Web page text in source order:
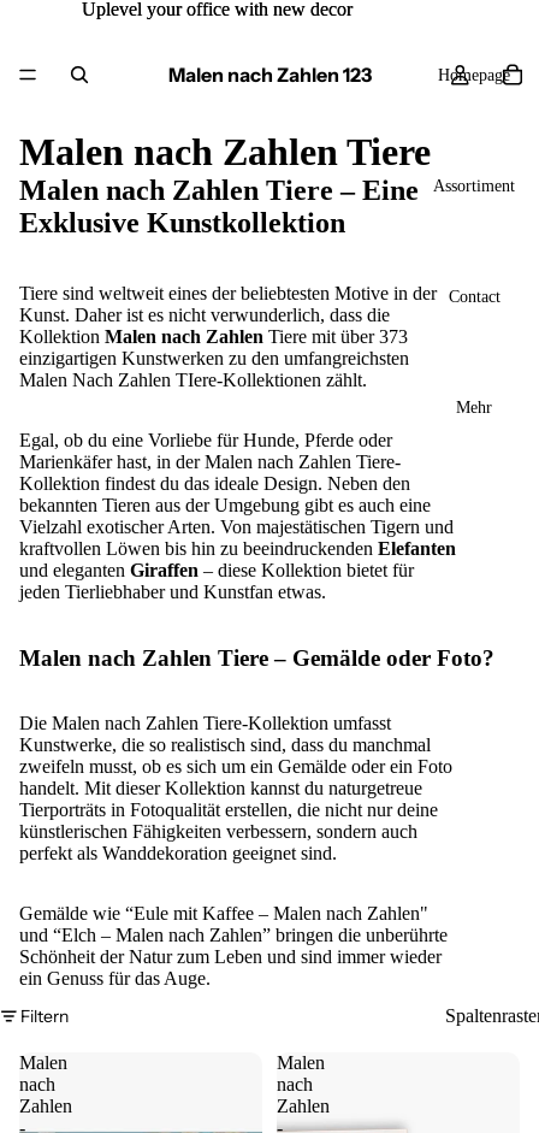
Uplevel your office with new decor
Uplevel your office with new decor
Malen nach Zahlen 123 Homepage
Assortiment
Contact
Mehr
Malen nach Zahlen Tiere
Malen nach Zahlen Tiere – Eine
Exklusive Kunstkollektion
Tiere sind weltweit eines der beliebtesten Motive in der
Kunst. Daher ist es nicht verwunderlich, dass die
Kollektion Malen nach Zahlen Tiere mit über 373
einzigartigen Kunstwerken zu den umfangreichsten
Malen Nach Zahlen TIere-Kollektionen zählt.
Egal, ob du eine Vorliebe für Hunde, Pferde oder
Marienkäfer hast, in der Malen nach Zahlen Tiere-
Kollektion findest du das ideale Design. Neben den
bekannten Tieren aus der Umgebung gibt es auch eine
Vielzahl exotischer Arten. Von majestätischen Tigern und
kraftvollen Löwen bis hin zu beeindruckenden Elefanten
und eleganten Giraffen – diese Kollektion bietet für
jeden Tierliebhaber und Kunstfan etwas.
Malen nach Zahlen Tiere – Gemälde oder Foto?
Die Malen nach Zahlen Tiere-Kollektion umfasst
Kunstwerke, die so realistisch sind, dass du manchmal
zweifeln musst, ob es sich um ein Gemälde oder ein Foto
handelt. Mit dieser Kollektion kannst du naturgetreue
Tierporträts in Fotoqualität erstellen, die nicht nur deine
künstlerischen Fähigkeiten verbessern, sondern auch
perfekt als Wanddekoration geeignet sind.
Gemälde wie “Eule mit Kaffee – Malen nach Zahlen"
und “Elch – Malen nach Zahlen” bringen die unberührte
Schönheit der Natur zum Leben und sind immer wieder
ein Genuss für das Auge.
Filtern
Malen
nach
Zahlen
-
Malen
nach
Zahlen
-